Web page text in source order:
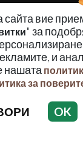
сайта вие
" за
и
нашата
за
OK
ИНЦИДЕНТИ
АНАЛИЗИ
ПО СВЕТА
ТЕМИ
на
без
ЕООД е